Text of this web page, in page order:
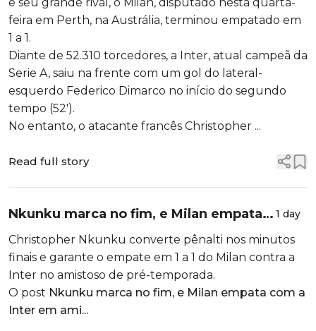
feira em Perth, na Austrália, terminou empatado em
1 a 1.
Diante de 52.310 torcedores, a Inter, atual campeã da
Serie A, saiu na frente com um gol do lateral-
esquerdo Federico Dimarco no início do segundo
tempo (52′).
No entanto, o atacante francês Christopher ...
Read full story
Nkunku marca no fim, e Milan empata
com a Inter em amistoso
1 day
Christopher Nkunku converte pênalti nos minutos
finais e garante o empate em 1 a 1 do Milan contra a
Inter no amistoso de pré-temporada.
O post Nkunku marca no fim, e Milan empata com a
Inter em ami...